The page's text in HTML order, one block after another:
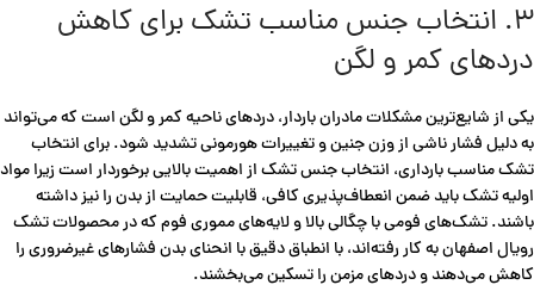
۳. انتخاب جنس مناسب تشک برای کاهش
دردهای کمر و لگن
یکی از شایع‌ترین مشکلات مادران باردار، دردهای ناحیه کمر و لگن است که می‌تواند
به دلیل فشار ناشی از وزن جنین و تغییرات هورمونی تشدید شود. برای انتخاب
تشک مناسب بارداری، انتخاب جنس تشک از اهمیت بالایی برخوردار است زیرا مواد
اولیه تشک باید ضمن انعطاف‌پذیری کافی، قابلیت حمایت از بدن را نیز داشته
باشند. تشک‌های فومی با چگالی بالا و لایه‌های مموری فوم که در محصولات تشک
رویال اصفهان به کار رفته‌اند، با انطباق دقیق با انحنای بدن فشارهای غیرضروری را
کاهش می‌دهند و دردهای مزمن را تسکین می‌بخشند.